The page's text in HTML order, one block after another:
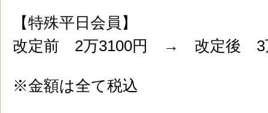
【特殊平日会員】
改定前 2万3100円 → 改定後 3
※金額は全て税込